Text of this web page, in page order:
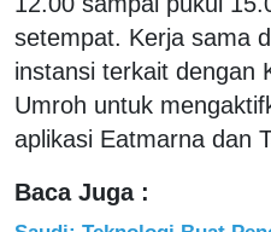
setempat. Kerja sama
instansi terkait dengan
Umroh untuk
aplikasi Eatmarna dan
Baca Juga :